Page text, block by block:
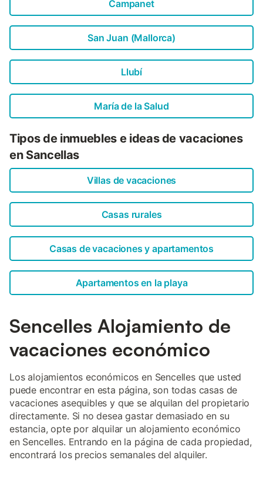
Campanet
San Juan (Mallorca)
Llubí
María de la Salud
Tipos de inmuebles e ideas de vacaciones
en Sancellas
Villas de vacaciones
Casas rurales
Casas de vacaciones y apartamentos
Apartamentos en la playa
Sencelles Alojamiento de
vacaciones económico
Los alojamientos económicos en Sencelles que usted
puede encontrar en esta página, son todas casas de
vacaciones asequibles y que se alquilan del propietario
directamente. Si no desea gastar demasiado en su
estancia, opte por alquilar un alojamiento económico
en Sencelles. Entrando en la página de cada propiedad,
encontrará los precios semanales del alquiler.